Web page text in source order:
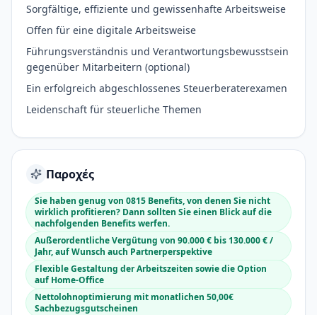
Sorgfältige, effiziente und gewissenhafte Arbeitsweise
Offen für eine digitale Arbeitsweise
Führungsverständnis und Verantwortungsbewusstsein
gegenüber Mitarbeitern (optional)
Ein erfolgreich abgeschlossenes Steuerberaterexamen
Leidenschaft für steuerliche Themen
Παροχές
Sie haben genug von 0815 Benefits, von denen Sie nicht
wirklich profitieren? Dann sollten Sie einen Blick auf die
nachfolgenden Benefits werfen.
Außerordentliche Vergütung von 90.000 € bis 130.000 € /
Jahr, auf Wunsch auch Partnerperspektive
Flexible Gestaltung der Arbeitszeiten sowie die Option
auf Home-Office
Nettolohnoptimierung mit monatlichen 50,00€
Sachbezugsgutscheinen